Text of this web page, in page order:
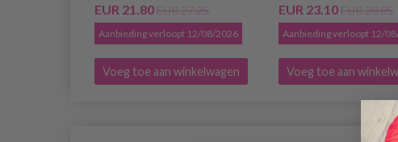
EUR 21.80EUR 27.25
Aanbieding verloopt 12/08/2026
Voeg toe aan winkelwagen
EUR 23.10EUR 28.85
Aanbieding verloopt 12/
Voeg toe aan